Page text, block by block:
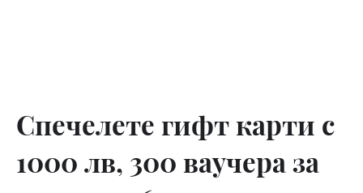
Спечелете гифт карти с
1000 лв, 300 ваучера за